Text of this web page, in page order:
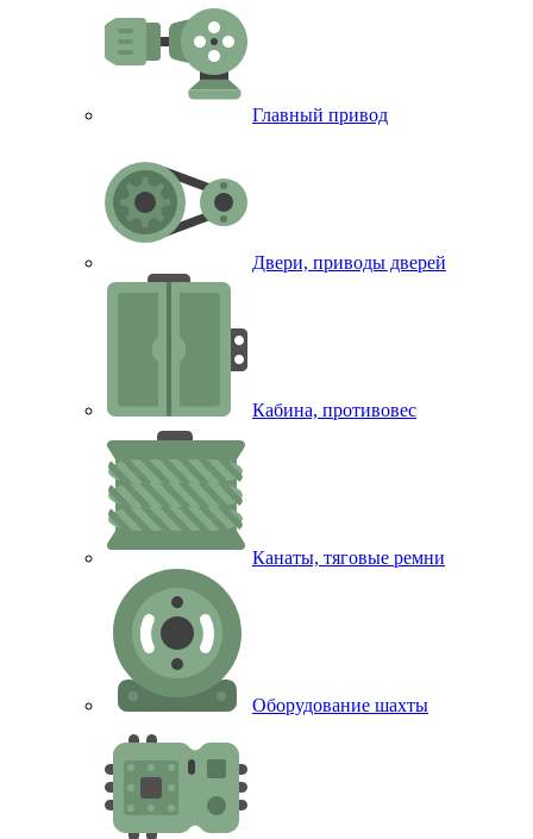
Главный привод
Двери, приводы дверей
Кабина, противовес
Канаты, тяговые ремни
Оборудование шахты